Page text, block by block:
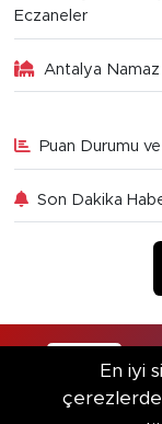
Eczaneler
Antalya
Puan Durumu
Son Dakika
En iyi